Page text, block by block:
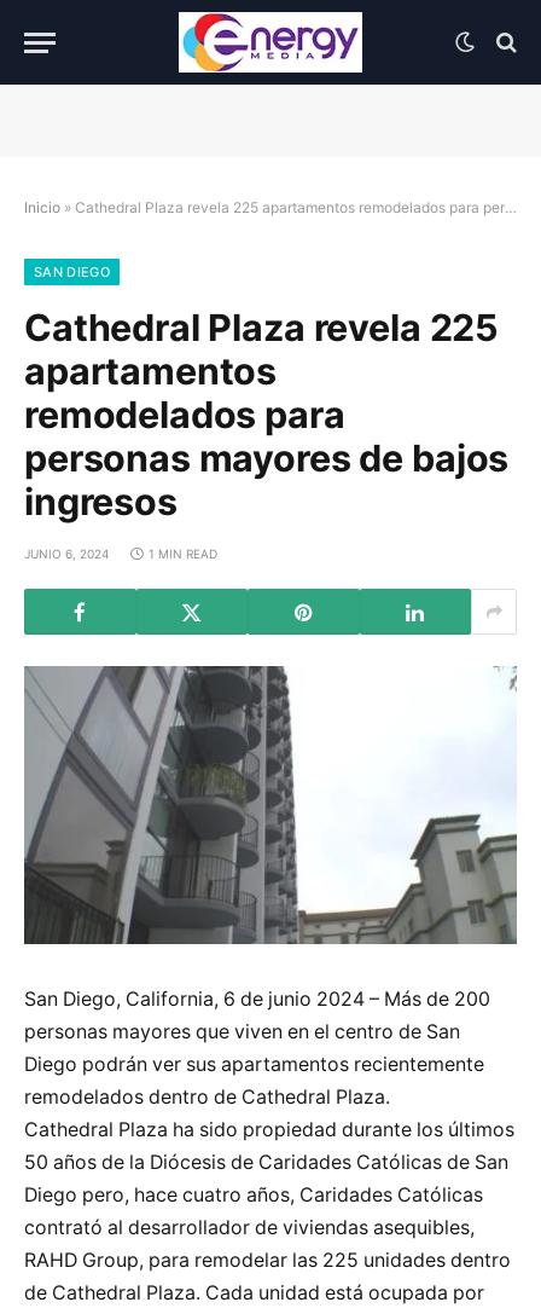
Inicio » Cathedral Plaza revela 225 apartamentos remodelados para personas mayores de bajos ingresos
SAN DIEGO
Cathedral Plaza revela 225
apartamentos
remodelados para
personas mayores de bajos
ingresos
JUNIO 6, 2024 1 MIN READ
San Diego, California, 6 de junio 2024 – Más de 200
personas mayores que viven en el centro de San
Diego podrán ver sus apartamentos recientemente
remodelados dentro de Cathedral Plaza.
Cathedral Plaza ha sido propiedad durante los últimos
50 años de la Diócesis de Caridades Católicas de San
Diego pero, hace cuatro años, Caridades Católicas
contrató al desarrollador de viviendas asequibles,
RAHD Group, para remodelar las 225 unidades dentro
de Cathedral Plaza. Cada unidad está ocupada por